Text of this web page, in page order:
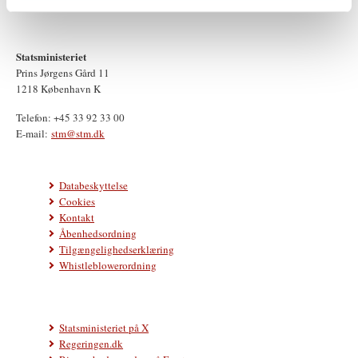
Statsministeriet
Prins Jørgens Gård 11
1218 København K
Telefon: +45 33 92 33 00
E-mail: stm@stm.dk
Databeskyttelse
Cookies
Kontakt
Åbenhedsordning
Tilgængelighedserklæring
Whistleblowerordning
Statsministeriet på X
Regeringen.dk